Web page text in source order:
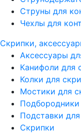
Струны для
Чехлы для
Скрипки,
Аксессуары
Канифоли для
Колки для
Мостики для
Подбородники
Подставки
Скрипки